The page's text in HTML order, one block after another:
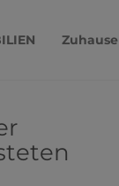
Zuhause